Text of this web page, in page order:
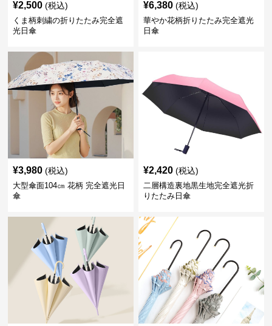
¥2,500 (税込)
くま柄刺繍の折りたたみ完全遮
光日傘
¥6,380 (税込)
華やか花柄折りたたみ完全遮光
日傘
¥3,980 (税込)
大型傘面104㎝ 花柄 完全遮光日
傘
¥2,420 (税込)
二層構造裏地黒生地完全遮光折
りたたみ日傘